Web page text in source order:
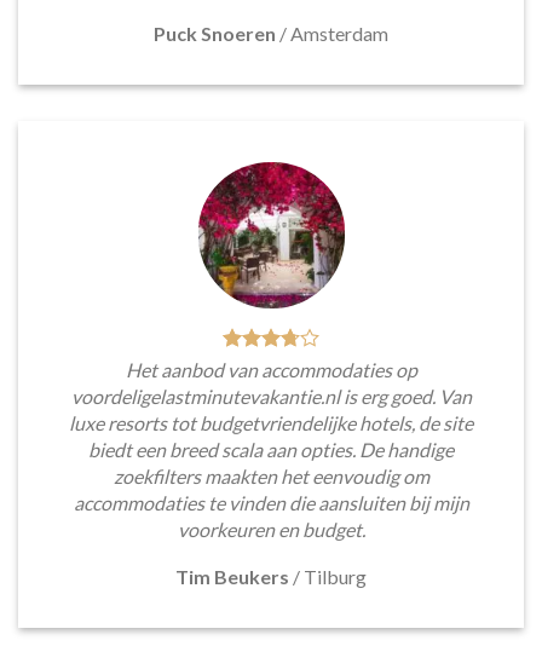
Puck Snoeren /Amsterdam
Het aanbod van accommodaties op
voordeligelastminutevakantie.nl is erg goed. Van
luxe resorts tot budgetvriendelijke hotels, de site
biedt een breed scala aan opties. De handige
zoekfilters maakten het eenvoudig om
accommodaties te vinden die aansluiten bij mijn
voorkeuren en budget.
Tim Beukers / Tilburg